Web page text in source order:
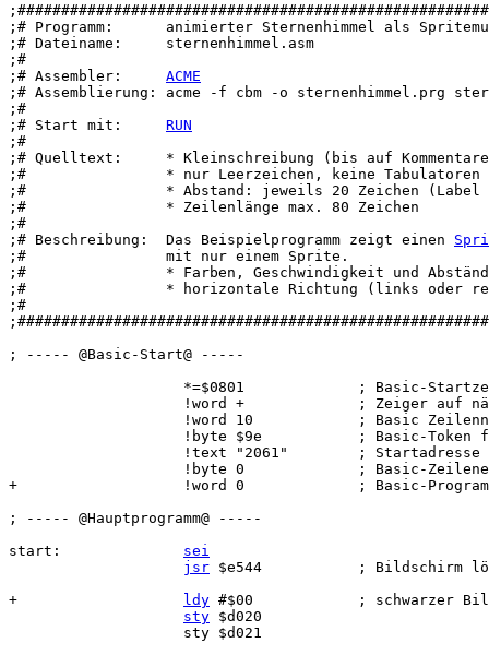
;# Programm:      animierter Sternenhimmel als
;# Dateiname:     sternenhimmel.asm
;#
;# Assembler: ACME
;# Assemblierung: acme -f cbm -o sternenhimmel.prg
;#
;# Start mit: RUN
;#
;# Quelltext:     * Kleinschreibung (bis auf
;#                * nur Leerzeichen, keine Tabulatoren
;#                * Abstand: jeweils 20 Zeichen (Label --
;#                * Zeilenlänge max. 80 Zeichen
;#
;# Beschreibung:  Das Beispielprogramm zeigt einen
;#                mit nur einem Sprite.
;#                * Farben, Geschwindigkeit und
;#                * horizontale Richtung (links oder
;#
; ----- @Basic-Start@ -----
*=$0801             ; Basic-
!word +             ; Zeiger auf
!word 10            ; Basic
!byte $9e           ; Basic-Token
!text "2061"        ; Startadresse
!byte 0             ; Basic-
+                   !word 0             ; Basic-
; ----- @Hauptprogramm@ -----
start: sei
jsr $e544           ; Bildschirm
+
ldy #$00            ; schwarzer
sty $d020
                    sty $d021